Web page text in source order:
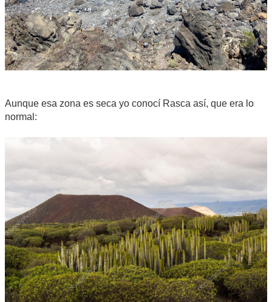
Aunque esa zona es seca yo conocí Rasca así, que era lo
normal: